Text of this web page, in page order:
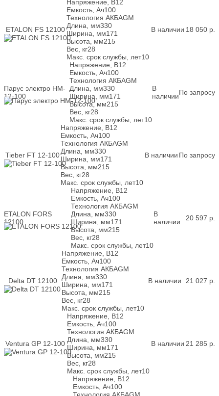
ETALON FS 12100
Напряжение, В12
Емкость, Ач100
Технология АКБAGM
Длина, мм330
Ширина, мм171
Высота, мм215
Вес, кг28
Макс. срок службы, лет10
В наличии 18 050 р.
Парус электро HM-
12-100
Напряжение, В12
Емкость, Ач100
Технология АКБAGM
Длина, мм330
Ширина, мм171
Высота, мм215
Вес, кг28
Макс. срок службы, лет10
В
наличииПо запросу
Tieber FT 12-100
Напряжение, В12
Емкость, Ач100
Технология АКБAGM
Длина, мм330
Ширина, мм171
Высота, мм215
Вес, кг28
Макс. срок службы, лет10
В наличии По запросу
ETALON FORS
12100
Напряжение, В12
Емкость, Ач100
Технология АКБAGM
Длина, мм330
Ширина, мм171
Высота, мм215
Вес, кг28
Макс. срок службы, лет10
В
наличии
20 597 р.
Delta DT 12100
Напряжение, В12
Емкость, Ач100
Технология АКБAGM
Длина, мм330
Ширина, мм171
Высота, мм215
Вес, кг28
Макс. срок службы, лет10
В наличии 21 027 р.
Ventura GP 12-100
Напряжение, В12
Емкость, Ач100
Технология АКБAGM
Длина, мм330
Ширина, мм171
Высота, мм215
Вес, кг28
Макс. срок службы, лет10
В наличии 21 285 р.
Напряжение, В12
Емкость, Ач100